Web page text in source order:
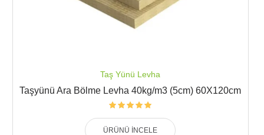
Taş Yünü Levha
Taşyünü Ara Bölme Levha 40kg/m3 (5cm) 60X120cm
ÜRÜNÜ İNCELE